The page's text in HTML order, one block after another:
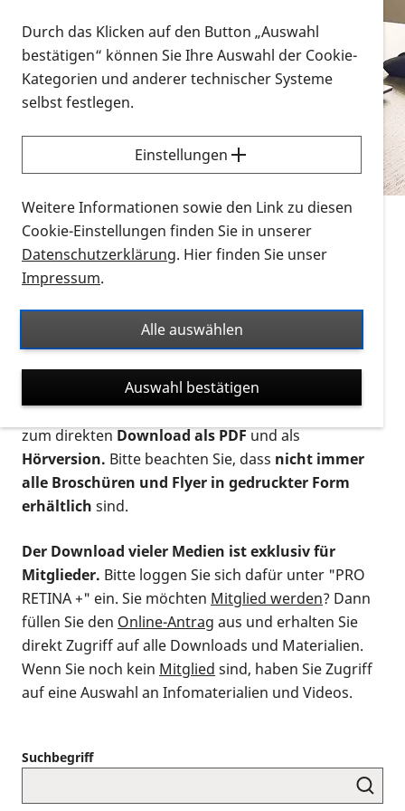
Vorlesen
Alle Infomaterialien in verschiedenen
Formaten an einem Ort
Sie möchten wissen, wie Sie nach Infonmaterial
suchen und dieses bestellen bzw. herunterladen
können? Schauen Sie sich dieErklärvideos zum
Thema Infomaterial auf der PRO RETINA-Website
für blinde und sehbehinderte Menschen an.
Auf dieser Seite finden Sie sämtliches Infomaterial
Ort. Nutzen Sie den Formatfilter, um ausschließlich
nach Flyern und Broschüren, Audios oder Videos zu
suchen. Die meisten Flyer und Broschüren werden in
verschiedenen Formaten angeboten: zur
postalischen Bestellung als gedruckte Variante
zum direktenDownload als PDFund als
Hörversion. Bitte beachten Sie, dass nicht immer
alle Broschüren und Flyer in gedruckter Form
erhältlich sind.
Der Download vieler Medien ist exklusiv für
Mitglieder. Bitte loggen Sie sich dafür unter "PRO
RETINA +" ein. Sie möchten Mitglied werden? Dann
füllen Sie den Online-Antrag aus und erhalten Sie
direkt Zugriff auf alle Downloads und Materialien.
Wenn Sie noch kein Mitglied sind, haben Sie Zugriff
auf eine Auswahl an Infomaterialien und Videos.
Suchbegriff
Durch das Klicken auf den Button „Auswahl
bestätigen“ können Sie Ihre Auswahl der Cookie-
Kategorien und anderer technischer Systeme
selbst festlegen.
Einstellungen
Weitere Informationen sowie den Link zu diesen
Cookie-Einstellungen finden Sie in unserer
Datenschutzerklärung. Hier finden Sie unser
Impressum.
Alle auswählen
Auswahl bestätigen